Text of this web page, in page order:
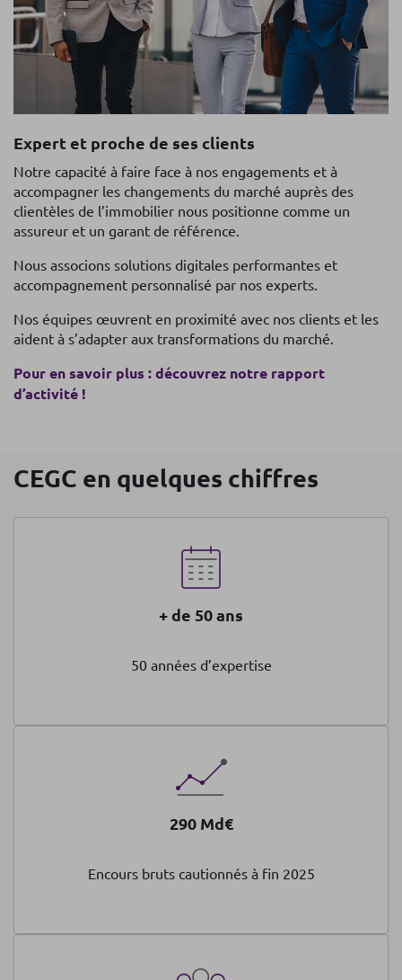
Expert et proche de ses clients
Notre capacité à faire face à nos engagements et à
accompagner les changements du marché auprès des
clientèles de l’immobilier nous positionne comme un
assureur et un garant de référence.
Nous associons solutions digitales performantes et
accompagnement personnalisé par nos experts.
Nos équipes œuvrent en proximité avec nos clients et les
aident à s’adapter aux transformations du marché.
Pour en savoir plus : découvrez notre rapport
d’activité !
CEGC en quelques chiffres
+ de 50 ans
50 années d’expertise
290 Md€
Encours bruts cautionnés à fin 2025